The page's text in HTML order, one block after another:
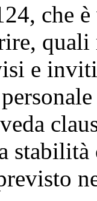
che è
e